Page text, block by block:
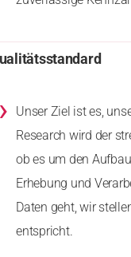
›
Unser Ziel ist es,
Research wird der
ob es um den
Erhebung und
Daten geht, wir
entspricht.